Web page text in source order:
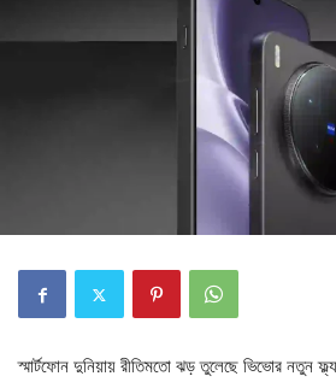
স্মার্টফোন দুনিয়ায় রীতিমতো ঝড় তুলেছে ভিভোর নতুন